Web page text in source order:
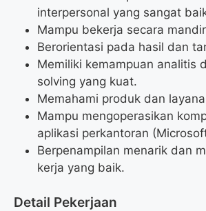
interpersonal yang sangat
Mampu bekerja secara
Berorientasi pada hasil dan
Memiliki kemampuan analitis
solving yang kuat.
Memahami produk dan
Mampu mengoperasikan
aplikasi perkantoran
Berpenampilan menarik dan
kerja yang baik.
Detail Pekerjaan